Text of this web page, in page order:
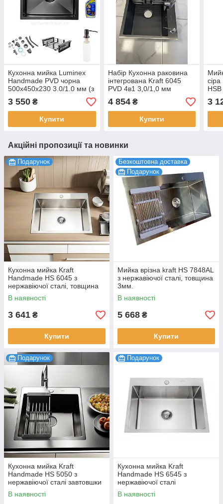
Кухонна мийка Luminex
Handmade PVD чорна
500х450х230 3.0/1.0 мм (з
кріпленням)
3 550 ₴
Купити
Набір Кухонна раковина
інтегрована Kraft 6045
PVD 4в1 3,0/1,0 мм
600х450/215 мм Black,
мийка в кухню
4 854₴
Купити
3
Акційні пропозиції та новинки
Подарунок
Кухонна мийка Kraft
Handmade HS 6045 з
нержавіючої сталі, товщина
сталі 3 мм.
В наявності
3 641 ₴
Купити
Безкоштовна доставка
Подарунок
Мийка врізна kraft HS 7848AL
з нержавіючої сталі, товщина
3мм.
В наявності
5 668 ₴
Купити
Подарунок
Кухонна мийка Kraft
Handmade HS 5050 з
нержавіючої сталі завтовшки
3 мм. з сифоном і кошиком
квадрат 500*500
В наявності
Подарунок
Кухонна мийка Kraft
Handmade HS 6545 з
нержавіючої сталі
прямокутник 650*450
В наявності